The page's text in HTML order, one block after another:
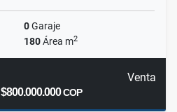
0Garaje
180Área m2
Venta
$800.000.000COP